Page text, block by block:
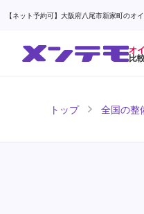
【ネット予約可】大阪府八尾市新家町の
オ
比
トップ 全国の整